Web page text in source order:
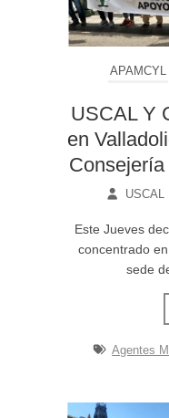
APAMCYL
USCAL Y
en
USCAL
Este Jueves
concentrado
sede
Agentes